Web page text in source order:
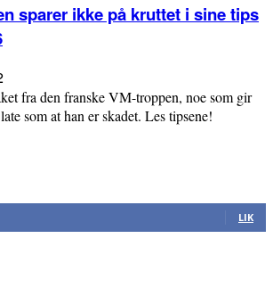
sparer ikke på kruttet i sine tips
fra den franske VM-troppen, noe som gir
som at han er skadet. Les tipsene!
LIK